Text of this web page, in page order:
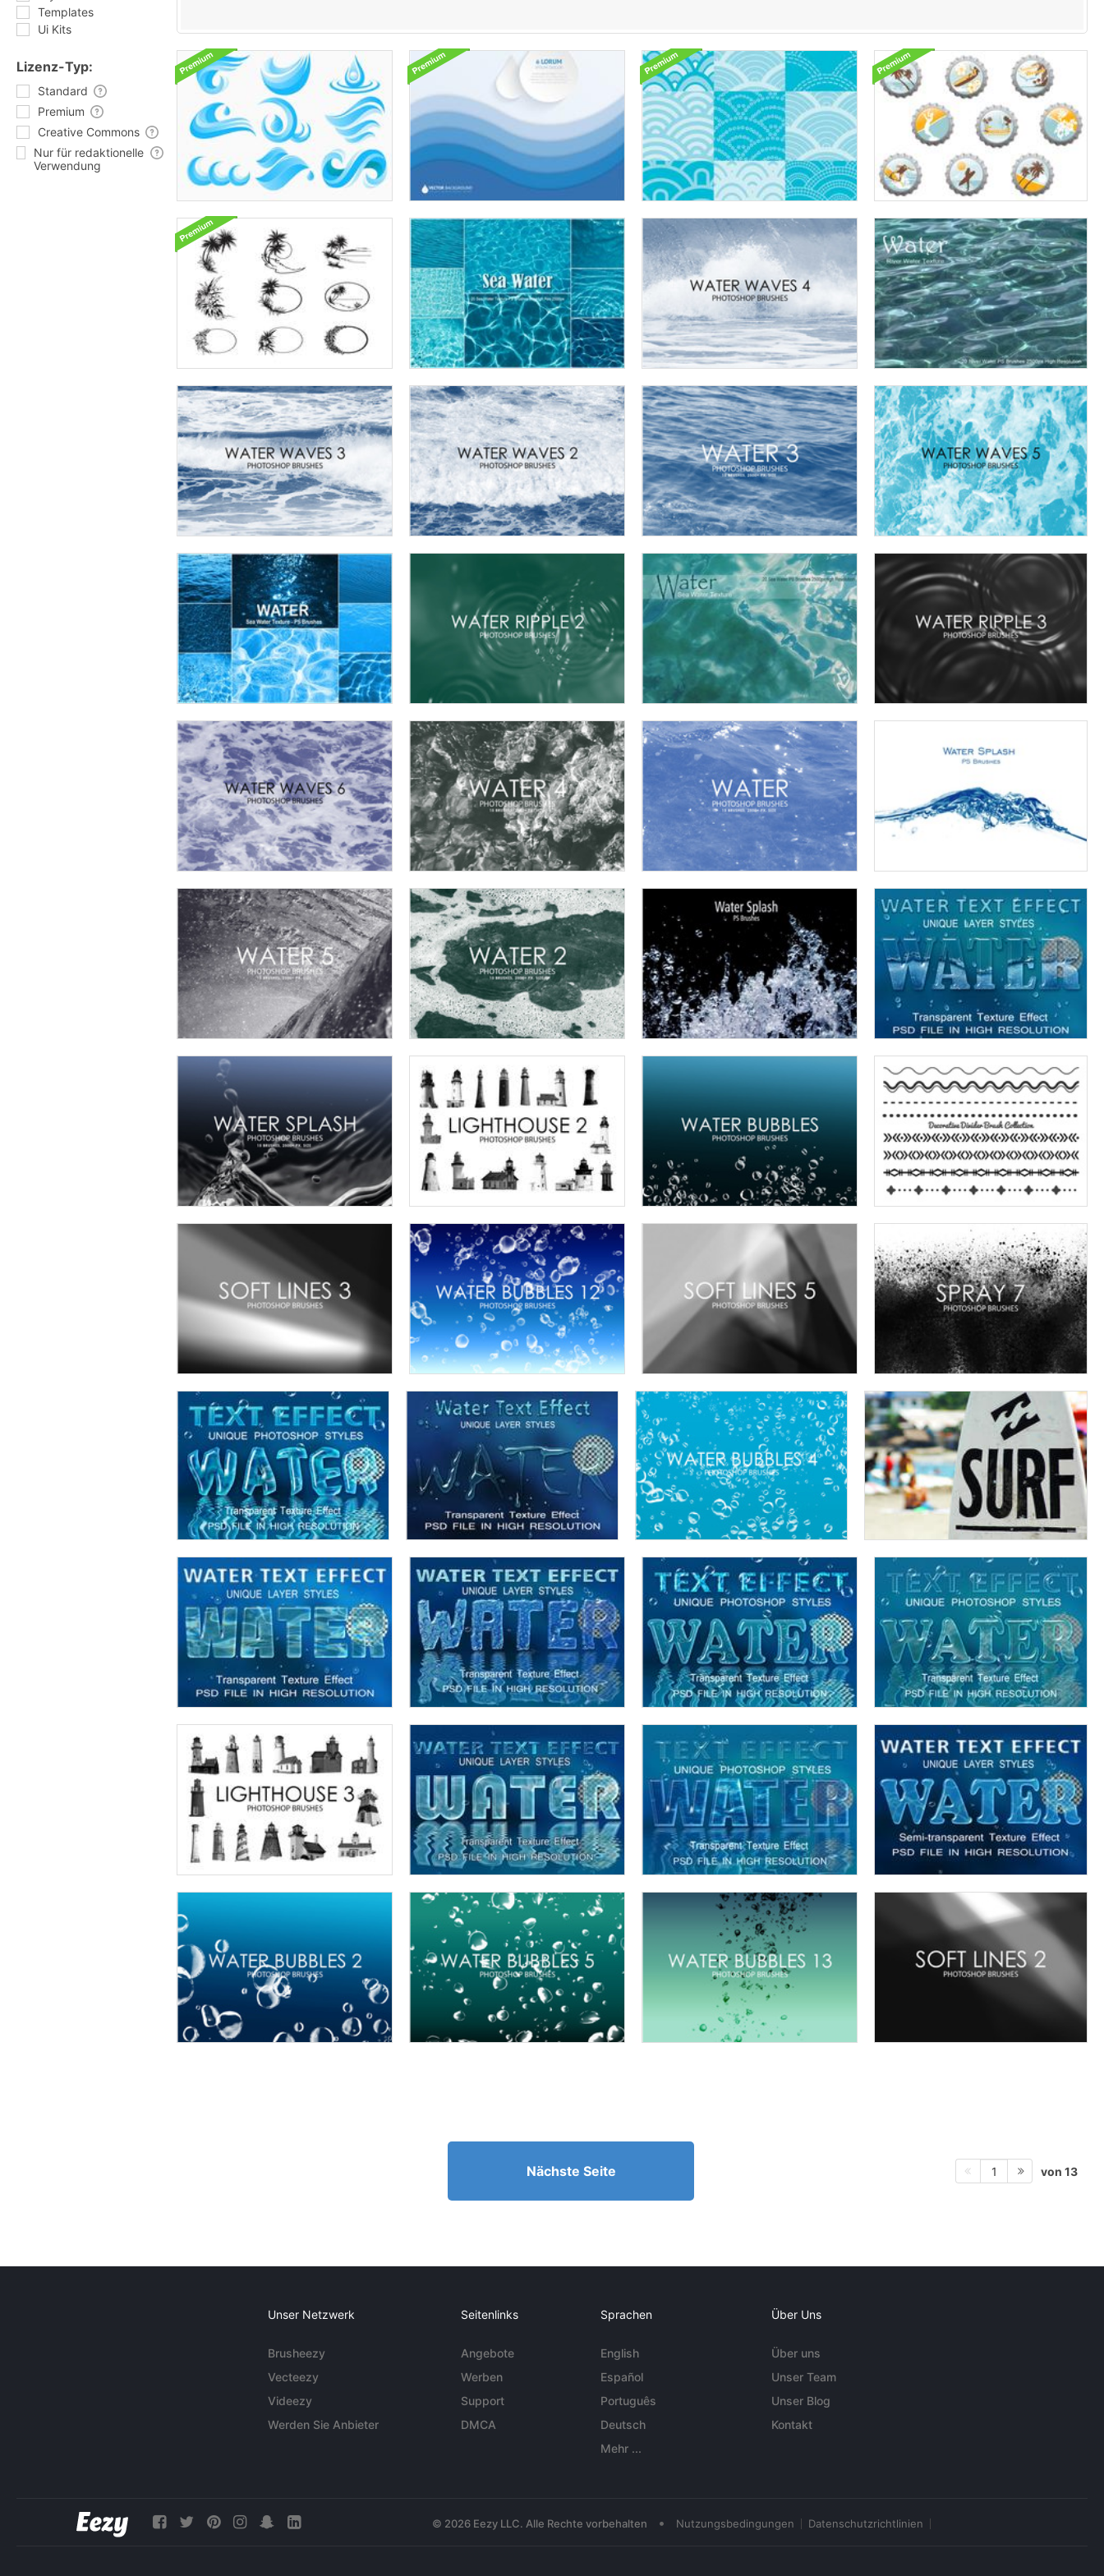
Templates
Ui Kits
Lizenz-Typ:
Standard
Premium
Creative Commons
Nur für redaktionelle
Verwendung
Nächste Seite 1 von 13
Unser Netzwerk
Brusheezy
Vecteezy
Videezy
Werden Sie Anbieter
Seitenlinks
Angebote
Werben
Support
DMCA
Sprachen
English
Español
Português
Deutsch
Mehr ...
Über Uns
Über uns
Unser Team
Unser Blog
Kontakt
© 2026 Eezy LLC. Alle Rechte vorbehalten • Nutzungsbedingungen Datenschutzrichtlinien